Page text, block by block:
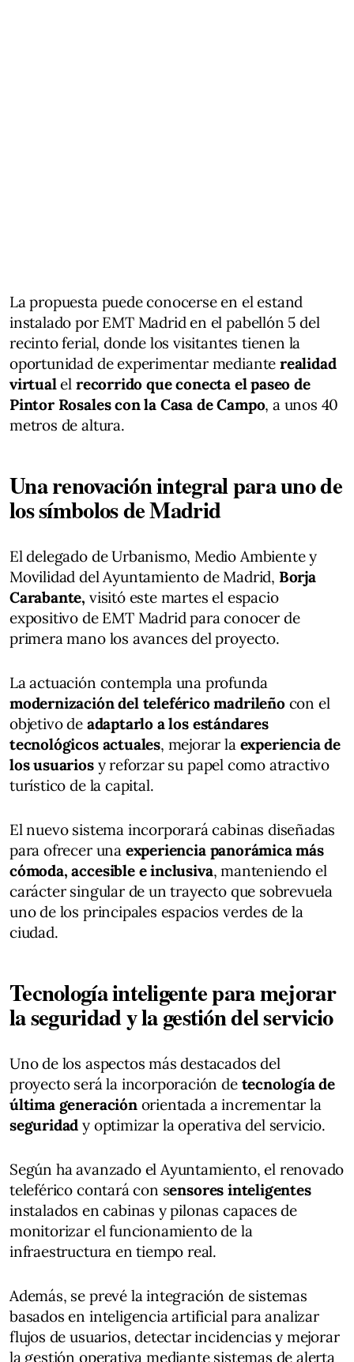
La propuesta puede conocerse en el estand
instalado por EMT Madrid en el pabellón 5 del
recinto ferial, donde los visitantes tienen la
oportunidad de experimentar mediante realidad
virtualel recorrido que conecta el paseo de
Pintor Rosales con la Casa de Campo, a unos 40
metros de altura.
Una renovación integral para uno de
los símbolos de Madrid
El delegado de Urbanismo, Medio Ambiente y
Movilidad del Ayuntamiento de Madrid, Borja
Carabante, visitó este martes el espacio
expositivo de EMT Madrid para conocer de
primera mano los avances del proyecto.
La actuación contempla una profunda
modernización del teleférico madrileñocon el
objetivo deadaptarlo a los estándares
tecnológicos actuales, mejorar la experiencia de
los usuariosy reforzar su papel como atractivo
turístico de la capital.
El nuevo sistema incorporará cabinas diseñadas
para ofrecer una experiencia panorámica más
cómoda, accesible e inclusiva, manteniendo el
carácter singular de un trayecto que sobrevuela
uno de los principales espacios verdes de la
ciudad.
Tecnología inteligente para mejorar
la seguridad y la gestión del servicio
Uno de los aspectos más destacados del
proyecto será la incorporación de tecnología de
última generaciónorientada a incrementar la
seguridad y optimizar la operativa del servicio.
Según ha avanzado el Ayuntamiento, el renovado
teleférico contará con sensores inteligentes
instalados en cabinas y pilonas capaces de
monitorizar el funcionamiento de la
infraestructura en tiempo real.
Además, se prevé la integración de sistemas
basados en inteligencia artificial para analizar
flujos de usuarios, detectar incidencias y mejorar
la gestión operativa mediante sistemas de alerta